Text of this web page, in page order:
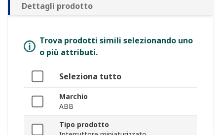
Dettagli prodotto
Trova prodotti simili selezionando uno
o più attributi.
Seleziona tutto
Marchio
ABB
Tipo prodotto